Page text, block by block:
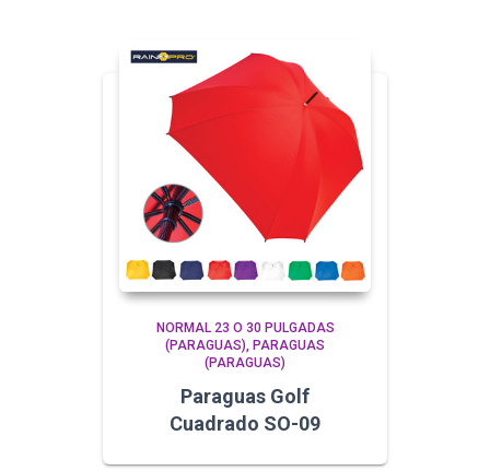
NORMAL 23 O 30 PULGADAS
(PARAGUAS)
PARAGUAS
(PARAGUAS)
Paraguas Golf
Cuadrado SO-09